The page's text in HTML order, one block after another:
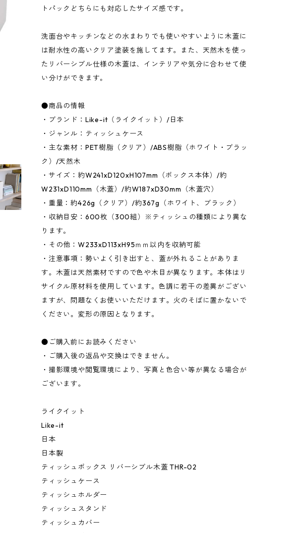
トパックどちらにも対応したサイズ感です。
洗面台やキッチンなどの水まわりでも使いやすいように木蓋に
は耐水性の高いクリア塗装を施してます。また、天然木を使っ
たリバーシブル仕様の木蓋は、インテリアや気分に合わせて使
い分けができます。
●商品の情報
・ブランド：Like-it（ライクイット）/日本
・ジャンル：ティッシュケース
・主な素材：PET樹脂（クリア）/ABS樹脂（ホワイト・ブラッ
ク）/天然木
・サイズ：約W241xD120xH107mm（ボックス本体）/約
W231xD110mm（木蓋）/約W187xD30mm（木蓋穴）
・重量：約426g（クリア）/約367g（ホワイト、ブラック）
・収納目安：600枚（300組）※ティッシュの種類により異な
ります。
・その他：W233xD113xH95ｍｍ以内を収納可能
・注意事項：勢いよく引き出すと、蓋が外れることがありま
す。木蓋は天然素材ですので色や木目が異なります。本体はリ
サイクル原材料を使用しています。色調に若干の差異がござい
ますが、問題なくお使いいただけます。火のそばに置かないで
ください。変形の原因となります。
●ご購入前にお読みください
・ご購入後の返品や交換はできません。
・撮影環境や閲覧環境により、写真と色合い等が異なる場合が
ございます。
ライクイット
Like-it
日本
日本製
ティッシュボックス リバーシブル木蓋 THR-02
ティッシュケース
ティッシュホルダー
ティッシュスタンド
ティッシュカバー